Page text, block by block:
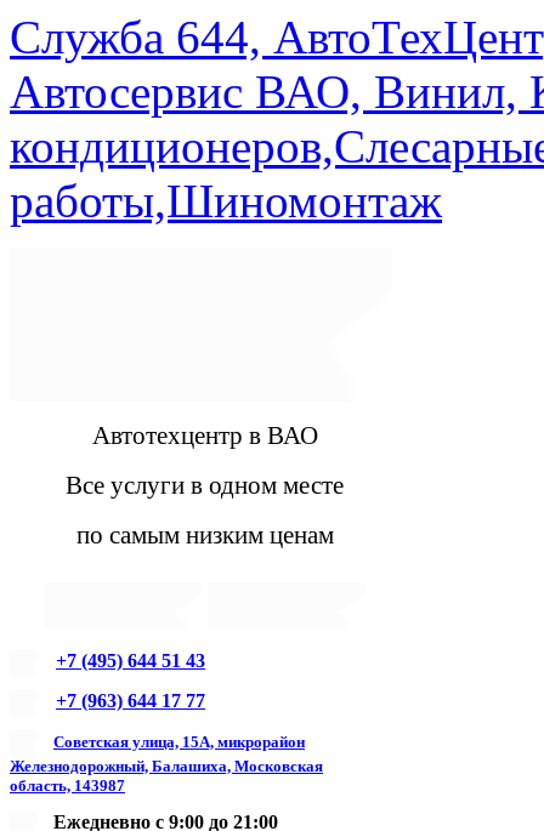
Служба 644,
Автосервис ВАО, Винил,
работы,Шиномонтаж
Автотехцентр в ВАО
Все услуги в одном месте
по самым низким ценам
+7 (495) 644 51 43
+7 (963) 644 17 77
Советская улица, 15А, микрорайон
Железнодорожный, Балашиха, Московская
область, 143987
Ежедневно с 9:00 до 21:00